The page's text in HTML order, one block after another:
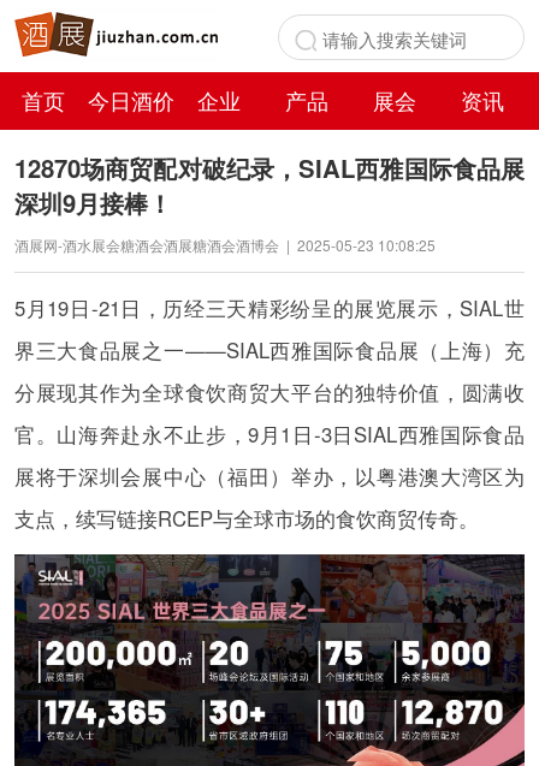
首页 今日酒价 企业 产品 展会
资讯
百科
12870场商贸配对破纪录，SIAL西雅国际食品展
深圳9月接棒！
酒展网-酒水展会糖酒会酒展糖酒会酒博会 | 2025-05-23 10:08:25
5月19日-21日，历经三天精彩纷呈的展览展示，SIAL世
界三大食品展之一——SIAL西雅国际食品展（上海）充
分展现其作为全球食饮商贸大平台的独特价值，圆满收
官。山海奔赴永不止步，9月1日-3日SIAL西雅国际食品
展将于深圳会展中心（福田）举办，以粤港澳大湾区为
支点，续写链接RCEP与全球市场的食饮商贸传奇。